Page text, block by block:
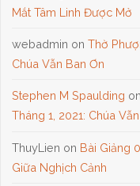
Mắt Tâm Linh Được Mở
webadmin onThờ
Chúa Vẫn Ban Ơn
Stephen M Spaulding
Tháng 1, 2021: Chúa
ThuyLien on Bài Giảng
Giữa Nghịch Cảnh